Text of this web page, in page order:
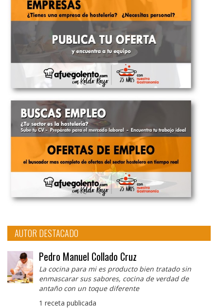
AUTOR DESTACADO
Pedro Manuel Collado Cruz
La cocina para mi es producto bien tratado sin
enmascarar sus sabores, cocina de verdad de
antaño con un toque diferente
1 receta publicada